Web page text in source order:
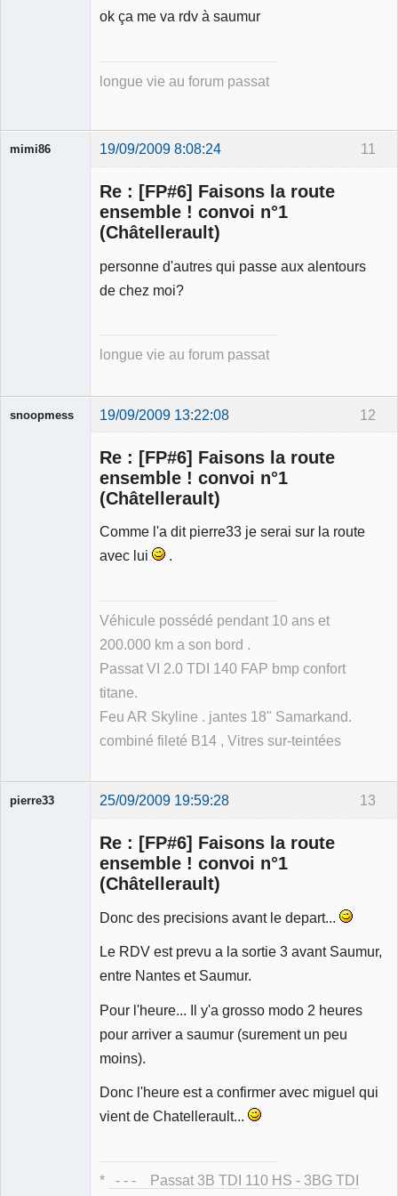
ok ça me va rdv à saumur
longue vie au forum passat
11
mimi86 19/09/2009 8:08:24
Re : [FP#6] Faisons la route
ensemble ! convoi n°1
(Châtellerault)
personne d'autres qui passe aux alentours
de chez moi?
longue vie au forum passat
12
snoopmess 19/09/2009 13:22:08
Re : [FP#6] Faisons la route
ensemble ! convoi n°1
(Châtellerault)
Comme l'a dit pierre33 je serai sur la route
avec lui
.
Véhicule possédé pendant 10 ans et
200.000 km a son bord .
Passat VI 2.0 TDI 140 FAP bmp confort
titane.
Feu AR Skyline . jantes 18" Samarkand.
combiné fileté B14 , Vitres sur-teintées
13
pierre33 25/09/2009 19:59:28
Re : [FP#6] Faisons la route
ensemble ! convoi n°1
(Châtellerault)
Donc des precisions avant le depart...
Le RDV est prevu a la sortie 3 avant Saumur,
entre Nantes et Saumur.
Pour l'heure... Il y'a grosso modo 2 heures
pour arriver a saumur (surement un peu
moins).
Donc l'heure est a confirmer avec miguel qui
vient de Chatellerault...
*
- - - Passat 3B TDI 110 HS - 3BG TDI